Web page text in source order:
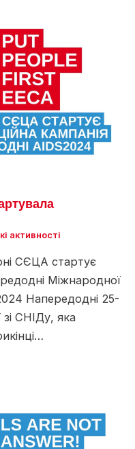
активності
СЄЦА стартує
Міжнародної
Напередодні 25-
СНІДу, яка